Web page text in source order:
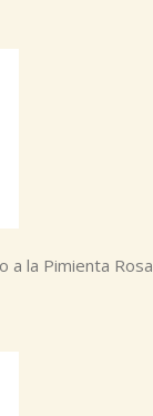
a la Pimienta Rosa